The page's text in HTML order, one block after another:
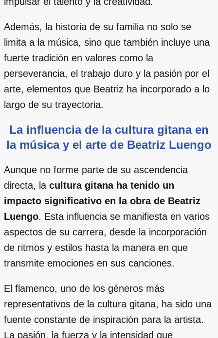
Además, la historia de su familia no solo se
limita a la música, sino que también incluye una
fuerte tradición en valores como la
perseverancia, el trabajo duro y la pasión por el
arte, elementos que Beatriz ha incorporado a lo
largo de su trayectoria.
La influencia de la cultura gitana en
la música y el arte de Beatriz Luengo
Aunque no forme parte de su ascendencia
directa, la cultura gitana ha tenido un
impacto significativo en la obra de Beatriz
Luengo. Esta influencia se manifiesta en varios
aspectos de su carrera, desde la incorporación
de ritmos y estilos hasta la manera en que
transmite emociones en sus canciones.
El flamenco, uno de los géneros más
representativos de la cultura gitana, ha sido una
fuente constante de inspiración para la artista.
La pasión, la fuerza y la intensidad que